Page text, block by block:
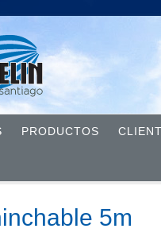
PRODUCTOS
5m